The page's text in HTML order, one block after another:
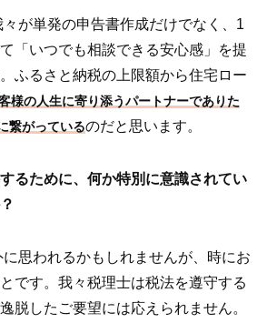
々が単発の申告書作成だけでなく、1
「いつでも相談できる安心感」を提
ふるさと納税の上限額から住宅ロー
様の人生に寄り添うパートナーでありた
繋がっているのだと思います。
るために、何か特別に意識されてい
に思われるかもしれませんが、時にお
です。我々税理士は税法を遵守する
脱したご要望には応えられません。